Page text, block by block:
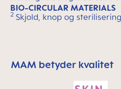
BIO-CIRCULAR MATERIALS
2 Skjold, knop og
Skip MAM Means Quality
MAM betyder kvalitet